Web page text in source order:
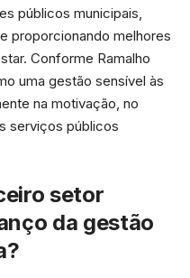
públicos municipais,
proporcionando melhores
Conforme Ramalho
uma gestão sensível às
na motivação, no
serviços públicos
setor
da gestão